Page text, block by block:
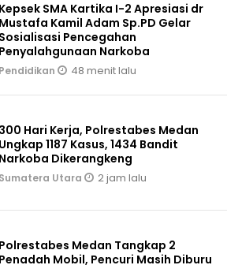
Kepsek SMA Kartika I-2 Apresiasi dr
Mustafa Kamil Adam Sp.PD Gelar
Sosialisasi Pencegahan
Penyalahgunaan Narkoba
Pendidikan 48 menit lalu
300 Hari Kerja, Polrestabes Medan
Ungkap 1187 Kasus, 1434 Bandit
Narkoba Dikerangkeng
Sumatera Utara 2 jam lalu
Polrestabes Medan Tangkap 2
Penadah Mobil, Pencuri Masih Diburu